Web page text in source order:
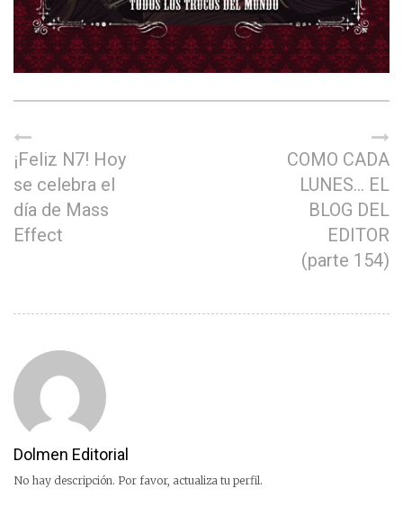
¡Feliz N7! Hoy
se celebra el
día de Mass
Effect
COMO CADA
LUNES… EL
BLOG DEL
EDITOR
(parte 154)
Dolmen Editorial
No hay descripción. Por favor, actualiza tu perfil.